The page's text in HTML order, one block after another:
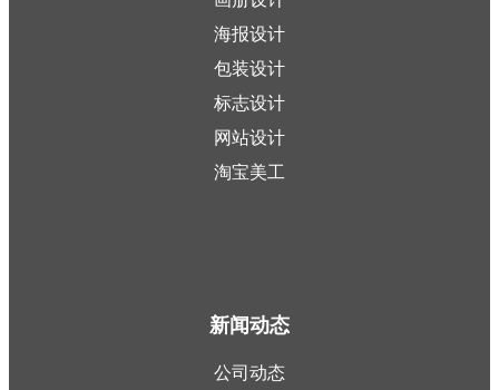
海报设计
包装设计
标志设计
网站设计
淘宝美工
新闻动态
公司动态